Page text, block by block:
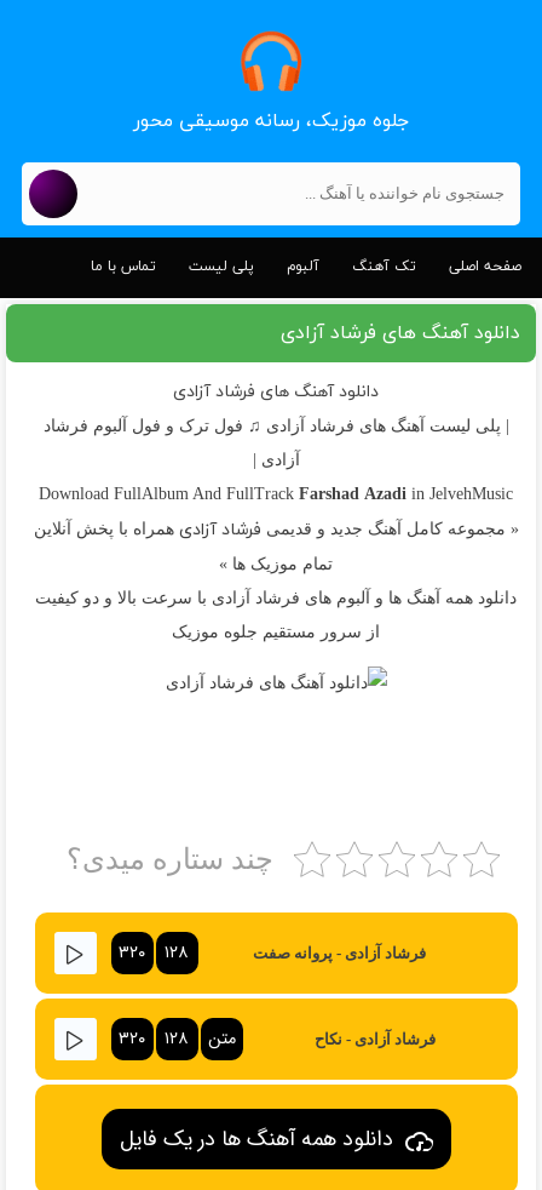
جلوه موزیک، رسانه موسیقی محور
صفحه اصلی تک آهنگ آلبوم پلی لیست تماس با ما
دانلود آهنگ های فرشاد آزادی
دانلود آهنگ های فرشاد آزادی
| پلی لیست آهنگ های فرشاد آزادی ♫ فول ترک و فول آلبوم فرشاد
آزادی |
Download FullAlbum And FullTrackFarshad Azadiin JelvehMusic
« مجموعه کامل آهنگ جدید و قدیمی فرشاد آزادی همراه با پخش آنلاین
تمام موزیک ها »
دانلود همه آهنگ ها و آلبوم های فرشاد آزادی با سرعت بالا و دو کیفیت
از سرور مستقیم جلوه موزیک
چند ستاره میدی؟
فرشاد آزادی - پروانه صفت ۱۲۸ ۳۲۰
فرشاد آزادی - نکاح متن ۱۲۸ ۳۲۰
دانلود همه آهنگ ها در یک فایل